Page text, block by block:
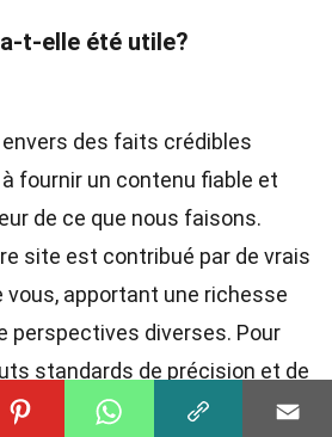
t-elle été utile?
des faits crédibles
fournir un contenu fiable et
de ce que nous faisons.
site est contribué par de vrais
apportant une richesse
perspectives diverses. Pour
standards de précision et de
dévoués examinent